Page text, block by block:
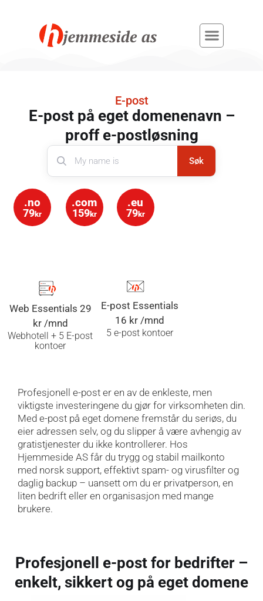
E-post
E-post på eget domenenavn –
proff e-postløsning
Søk
.no
79kr
.com
159kr
.eu
79kr
Web Essentials 29
kr /mnd
Webhotell + 5 E-post
kontoer
E-post Essentials
16 kr /mnd
5 e-post kontoer
Profesjonell e-post er en av de enkleste, men
viktigste investeringene du gjør for virksomheten din.
Med e-post på eget domene fremstår du seriøs, du
eier adressen selv, og du slipper å være avhengig av
gratistjenester du ikke kontrollerer. Hos
Hjemmeside AS får du trygg og stabil mailkonto
med norsk support, effektivt spam- og virusfilter og
daglig backup – uansett om du er privatperson, en
liten bedrift eller en organisasjon med mange
brukere.
Profesjonell e-post for bedrifter –
enkelt, sikkert og på eget domene